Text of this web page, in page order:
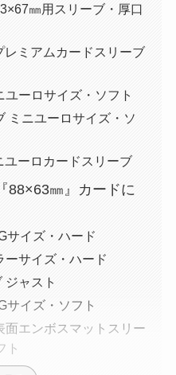
㎜用スリーブ・厚口
ミアムカードスリーブ
ーロサイズ・ソフト
ミニユーロサイズ・ソ
ーロカードスリーブ
88×63㎜』カードに
イズ・ハード
サイズ・ハード
ャスト
イズ・ソフト
エンボスマットスリー
ト